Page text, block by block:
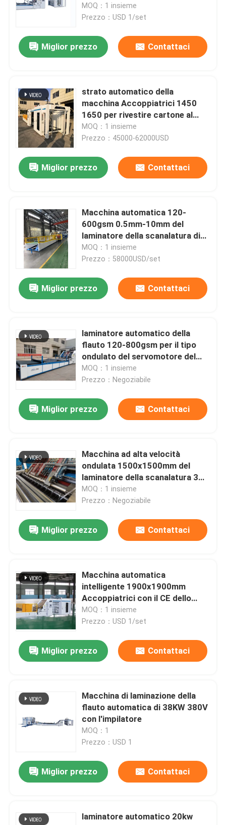
Prodotti
Manifestazione di VR
Circa noi
Controllo di qualità
contattici
Macchina ad alta velocità Accoppiatrici
laminatore di litho
macchina di Turner del mucchio
Macchina della laminazione della flauto
Macchina di laminazione del cartone
macchina di montaggio di carta
Strato per rivestire macchina di laminazione
15800x2500x3520mm
MOQ：1 insieme
Prezzo：USD 1/set
Miglior prezzo Contattaci
strato automatico della
macchina Accoppiatrici 1450
1650 per rivestire cartone al
cartone ondulato
MOQ：1 insieme
Prezzo：45000-62000USD
Miglior prezzo Contattaci
Macchina automatica 120-
600gsm 0.5mm-10mm del
laminatore della scanalatura di
150m/Min
MOQ：1 insieme
Prezzo：58000USD/set
Miglior prezzo Contattaci
laminatore automatico della
flauto 120-800gsm per il tipo
ondulato del servomotore del
contenitore di cartone
MOQ：1 insieme
Prezzo：Negoziabile
Miglior prezzo Contattaci
Macchina ad alta velocità
ondulata 1500x1500mm del
laminatore della scanalatura 3
strati laminatore della
scanalatura di 5 pieghe
MOQ：1 insieme
Prezzo：Negoziabile
Miglior prezzo Contattaci
Macchina automatica
intelligente 1900x1900mm
Accoppiatrici con il CE dello
schermo
MOQ：1 insieme
Prezzo：USD 1/set
Miglior prezzo Contattaci
Macchina di laminazione della
flauto automatica di 38KW 380V
con l'impilatore
MOQ：1
Prezzo：USD 1
Miglior prezzo Contattaci
laminatore automatico 20kw